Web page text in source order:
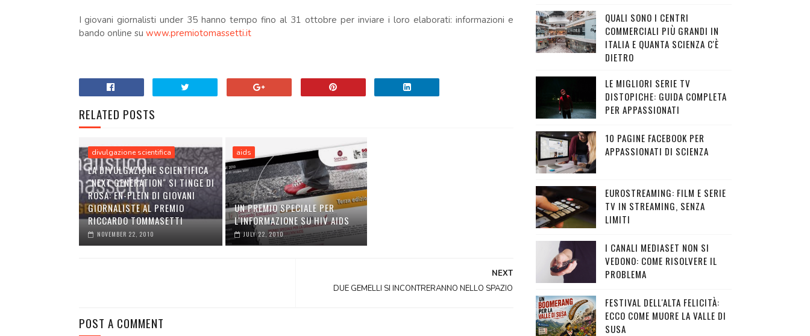
I giovani giornalisti under 35 hanno tempo fino al 31 ottobre per inviare i loro elaborati: informazioni e
bando online su www.premiotomassetti.it
RELATED POSTS
divulgazione scientifica
LA DIVULGAZIONE SCIENTIFICA
"NEXT GENERATION" SI TINGE DI
ROSA: EN-PLEIN DI GIOVANI
GIORNALISTE AL PREMIO
RICCARDO TOMMASETTI
NOVEMBER 22, 2010
aids
UN PREMIO SPECIALE PER
L'INFORMAZIONE SU HIV AIDS
JULY 22, 2010
NEXT
DUE GEMELLI SI INCONTRERANNO NELLO SPAZIO
POST A COMMENT
QUALI SONO I CENTRI
COMMERCIALI PIÙ GRANDI IN
ITALIA E QUANTA SCIENZA C'È
DIETRO
LE MIGLIORI SERIE TV
DISTOPICHE: GUIDA COMPLETA
PER APPASSIONATI
10 PAGINE FACEBOOK PER
APPASSIONATI DI SCIENZA
EUROSTREAMING: FILM E SERIE
TV IN STREAMING, SENZA
LIMITI
I CANALI MEDIASET NON SI
VEDONO: COME RISOLVERE IL
PROBLEMA
FESTIVAL DELL'ALTA FELICITÀ:
ECCO COME MUORE LA VALLE DI
SUSA